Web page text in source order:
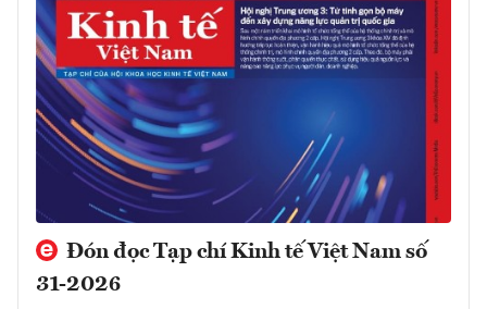
Đón đọc Tạp chí Kinh tế Việt Nam số
31-2026